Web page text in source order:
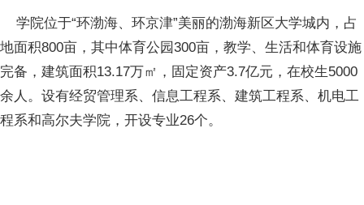
学院位于“环渤海、环京津”美丽的渤海新区大学城内，占
地面积800亩，其中体育公园300亩，教学、生活和体育设施
完备，建筑面积13.17万㎡，固定资产3.7亿元，在校生5000
余人。设有经贸管理系、信息工程系、建筑工程系、机电工
程系和高尔夫学院，开设专业26个。